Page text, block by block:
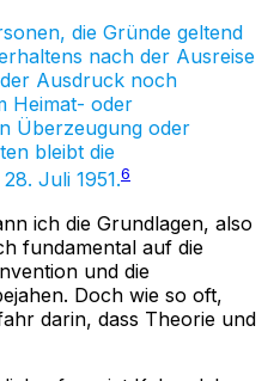
die Gründe geltend
nach der Ausreise
Ausdruck noch
Heimat- oder
Überzeugung oder
bleibt die
Juli 1951.6
ich die Grundlagen, also
fundamental auf die
und die
Doch wie so oft,
darin, dass Theorie und